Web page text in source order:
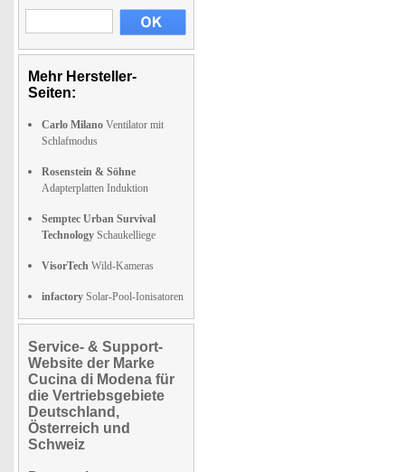
Mehr Hersteller-
Seiten:
Carlo Milano Ventilator mit
Schlafmodus
Rosenstein & Söhne
Adapterplatten Induktion
Semptec Urban Survival
Technology Schaukelliege
VisorTech Wild-Kameras
infactory Solar-Pool-Ionisatoren
Service- & Support-
Website der Marke
Cucina di Modena für
die Vertriebsgebiete
Deutschland,
Österreich und
Schweiz